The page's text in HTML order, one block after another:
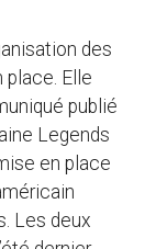
des
Elle
publié
Legends
en place
Les deux